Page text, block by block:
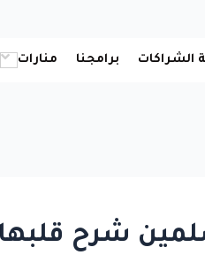
الشراكات برامجنا منارات
شرح قلبها